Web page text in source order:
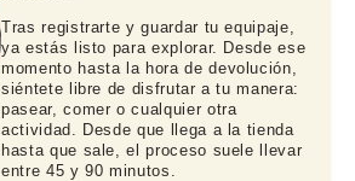
Tras registrarte y guardar tu equipaje,
ya estás listo para explorar. Desde ese
momento hasta la hora de devolución,
siéntete libre de disfrutar a tu manera:
pasear, comer o cualquier otra
actividad. Desde que llega a la tienda
hasta que sale, el proceso suele llevar
entre 45 y 90 minutos.